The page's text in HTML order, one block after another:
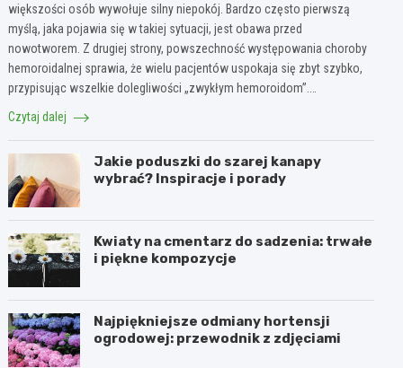
większości osób wywołuje silny niepokój. Bardzo często pierwszą
myślą, jaka pojawia się w takiej sytuacji, jest obawa przed
nowotworem. Z drugiej strony, powszechność występowania choroby
hemoroidalnej sprawia, że wielu pacjentów uspokaja się zbyt szybko,
przypisując wszelkie dolegliwości „zwykłym hemoroidom”.…
Czytaj dalej
Jakie poduszki do szarej kanapy
wybrać? Inspiracje i porady
Kwiaty na cmentarz do sadzenia: trwałe
i piękne kompozycje
Najpiękniejsze odmiany hortensji
ogrodowej: przewodnik z zdjęciami